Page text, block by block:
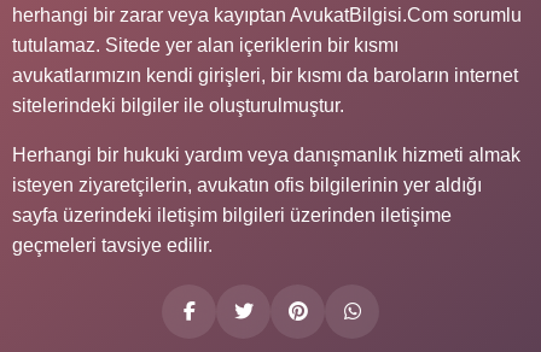
herhangi bir zarar veya kayıptan AvukatBilgisi.Com sorumlu
tutulamaz. Sitede yer alan içeriklerin bir kısmı
avukatlarımızın kendi girişleri, bir kısmı da baroların internet
sitelerindeki bilgiler ile oluşturulmuştur.
Herhangi bir hukuki yardım veya danışmanlık hizmeti almak
isteyen ziyaretçilerin, avukatın ofis bilgilerinin yer aldığı
sayfa üzerindeki iletişim bilgileri üzerinden iletişime
geçmeleri tavsiye edilir.